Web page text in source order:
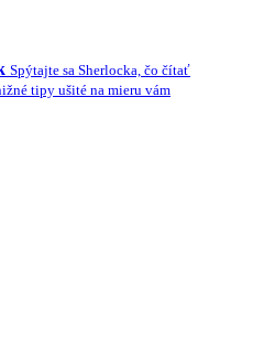
Spýtajte sa Sherlocka, čo čítať
tipy ušité na mieru vám